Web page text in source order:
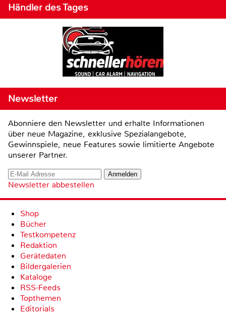
Händler des Tages
Newsletter
Abonniere den Newsletter und erhalte Informationen
über neue Magazine, exklusive Spezialangebote,
Gewinnspiele, neue Features sowie limitierte Angebote
unserer Partner.
Newsletter abbestellen
Shop
Bücher
Testkompetenz
Redaktion
Gerätedaten
Bildergalerien
Kataloge
RSS-Feeds
Topthemen
Editorials